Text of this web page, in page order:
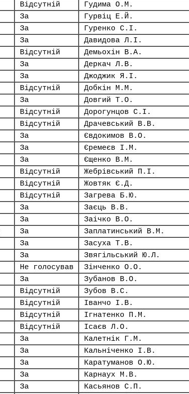
Відсутній Гудима О.М.
За Гурвіц Е.Й.
За Гуренко С.І.
За Давидова Л.І.
Відсутній Демьохін В.А.
За Деркач Л.В.
За Джоджик Я.І.
Відсутній Добкін М.М.
За Довгий Т.О.
Відсутній Дорогунцов С.І.
Відсутній Драчевський В.В.
За Євдокимов В.О.
За Єремеєв І.М.
За Єщенко В.М.
Відсутній Жебрівський П.І.
Відсутній Жовтяк Є.Д.
Відсутній Загрева Б.Ю.
За Заєць В.В.
За Заічко В.О.
За Заплатинський В.М.
За Засуха Т.В.
За Звягільський Ю.Л.
Не голосував Зінченко О.О.
За Зубанов В.О.
Відсутній Зубов В.С.
Відсутній Іванчо І.В.
Відсутній Ігнатенко П.М.
Відсутній Ісаєв Л.О.
За Калетнік Г.М.
За Кальніченко І.В.
За Каратуманов О.Ю.
За Карнаух М.В.
За Касьянов С.П.